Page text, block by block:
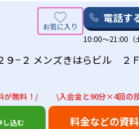
電話す
10:00〜21:00（
９−２ メンズきはらビル ２Ｆ
が無料！/
し込む
\入会金と90分×4回の
料金などの資